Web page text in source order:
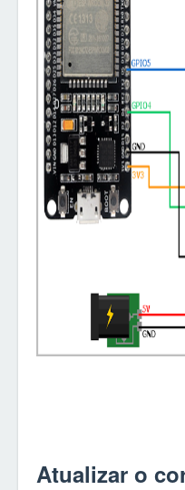
Atualizar o